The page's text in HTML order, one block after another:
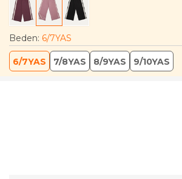
Beden: 6/7YAS
6/7YAS 7/8YAS 8/9YAS 9/10YAS